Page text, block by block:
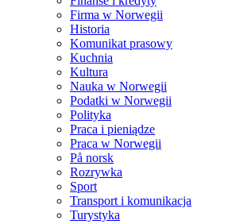
Firma w Norwegii
Historia
Komunikat prasowy
Kuchnia
Kultura
Nauka w Norwegii
Podatki w Norwegii
Polityka
Praca i pieniądze
Praca w Norwegii
På norsk
Rozrywka
Sport
Transport i komunikacja
Turystyka